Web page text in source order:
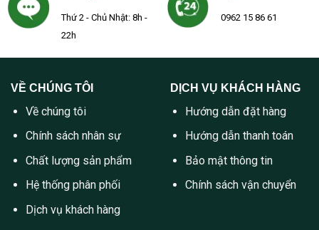
Thứ 2 - Chủ Nhật: 8h -
22h
0962 15 86 61
VỀ CHÚNG TÔI
Về chúng tôi
Chính sách nhân sự
Chất lượng sản phẩm
Hệ thống phân phối
Dịch vụ khách hàng
DỊCH VỤ KHÁCH HÀNG
Hướng dẫn đặt hàng
Hướng dẫn thanh toán
Bảo mật thông tin
Chính sách vận chuyển